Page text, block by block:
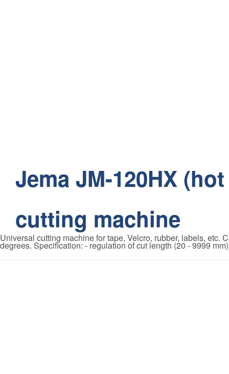
Jema JM-120HX
cutting machine
Universal cutting machine for tape, Velcro, rubber, labels, etc.
degrees. Specification: - regulation of cut length (20 - 9999